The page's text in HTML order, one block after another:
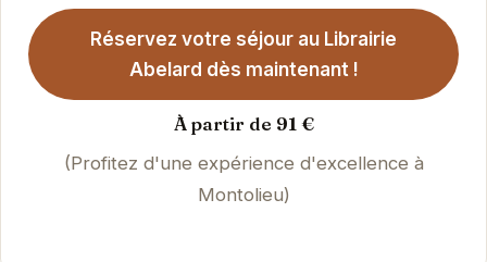
Réservez votre séjour au Librairie
Abelard dès maintenant !
À partir de 91 €
(Profitez d'une expérience d'excellence à
Montolieu)